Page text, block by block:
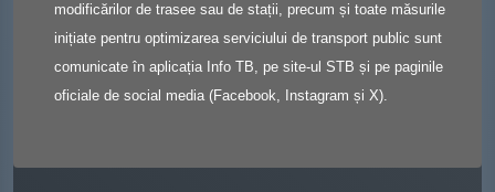
modificărilor de trasee sau de stații, precum și toate măsurile
inițiate pentru optimizarea serviciului de transport public sunt
comunicate în aplicația Info TB, pe site-ul STB și pe paginile
oficiale de social media (Facebook, Instagram și X).